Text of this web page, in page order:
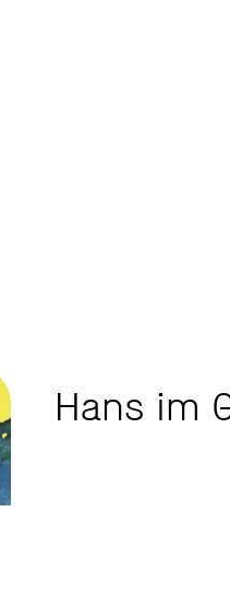
Hans im